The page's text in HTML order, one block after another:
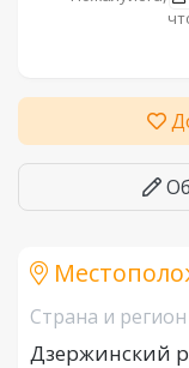
Страна и регион
Дзержинский